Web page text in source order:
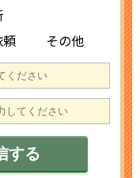
その他